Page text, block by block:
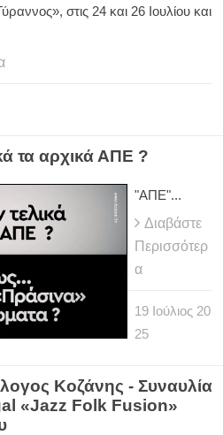
στις 24 και 26 Ιουλίου και
τα αρχικά ΑΠΕ ?
"ΑΠΕ"...
Διαβάστε
Περισσότερ
α
19 Ιούλιος 20
25
Κοζάνης - Συναυλία
«Jazz Folk Fusion»